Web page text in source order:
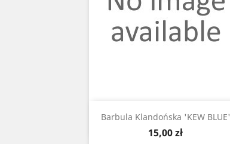
Barbula Klandońska 'KEW BLUE'
Cena
15,00 zł
Szybki podgląd